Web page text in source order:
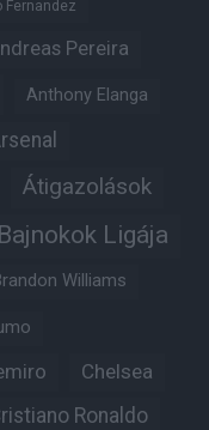
Fernandez
Pereira
Anthony Elanga
Átigazolások
Bajnokok Ligája
Williams
Chelsea
Ronaldo